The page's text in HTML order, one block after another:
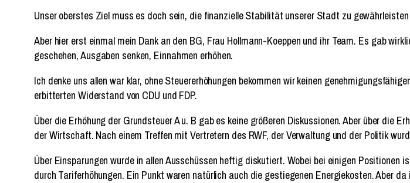
Unser oberstes Ziel muss es doch sein, die finanzielle Stabilität unserer Stadt zu
Aber hier erst einmal mein Dank an den BG, Frau Hollmann-Koeppen und ihr Team. Es gab
geschehen, Ausgaben senken, Einnahmen erhöhen.
Ich denke uns allen war klar, ohne Steuererhöhungen bekommen wir keinen
erbitterten Widerstand von CDU und FDP.
Über die Erhöhung der Grundsteuer A u. B gab es keine größeren Diskussionen. Aber über die
der Wirtschaft. Nach einem Treffen mit Vertretern des RWF, der Verwaltung und der Politik
Über Einsparungen wurde in allen Ausschüssen heftig diskutiert. Wobei bei einigen
durch Tariferhöhungen. Ein Punkt waren natürlich auch die gestiegenen Energiekosten. Aber